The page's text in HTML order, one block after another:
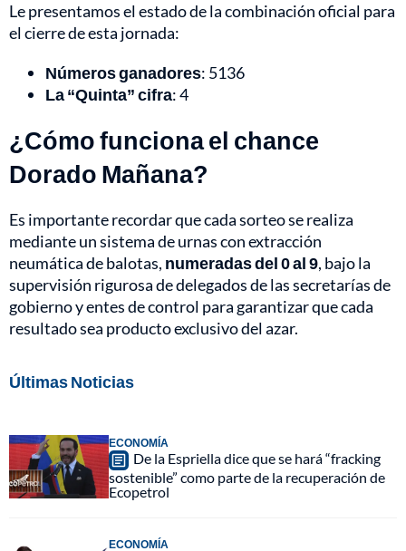
Le presentamos el estado de la combinación oficial para
el cierre de esta jornada:
Números ganadores: 5136
La “Quinta” cifra: 4
¿Cómo funciona el chance
Dorado Mañana?
Es importante recordar que cada sorteo se realiza
mediante un sistema de urnas con extracción
neumática de balotas, numeradas del 0 al 9, bajo la
supervisión rigurosa de delegados de las secretarías de
gobierno y entes de control para garantizar que cada
resultado sea producto exclusivo del azar.
Últimas Noticias
ECONOMÍA
De la Espriella dice que se hará “fracking
sostenible” como parte de la recuperación de
Ecopetrol
ECONOMÍA